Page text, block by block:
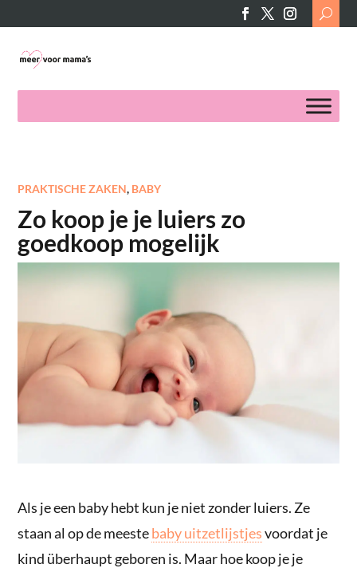
Search
for:
PRAKTISCHE ZAKEN, BABY
Zo koop je je luiers zo
goedkoop mogelijk
Als je een baby hebt kun je niet zonder luiers. Ze
staan al op de meestebaby uitzetlijstjesvoordat je
kind überhaupt geboren is. Maar hoe koop je je